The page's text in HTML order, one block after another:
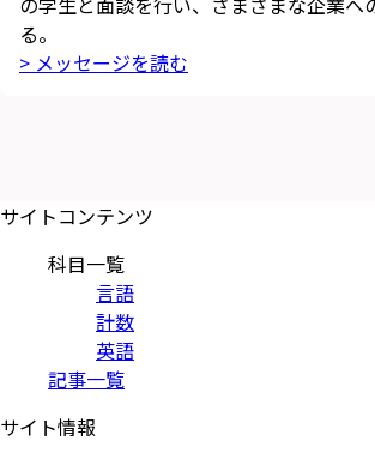
る。
> メッセージを読む
サイトコンテンツ
科目一覧
言語
計数
英語
記事一覧
サイト情報